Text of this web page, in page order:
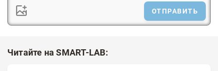
ОТПРАВИТЬ
Читайте на SMART-LAB: